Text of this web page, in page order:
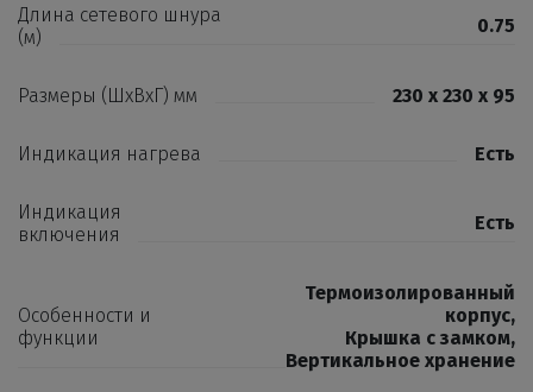
Длина сетевого шнура
(м)
0.75
Размеры (ШхВхГ) мм 230 x 230 x 95
Индикация нагрева Есть
Индикация
включения
Есть
Особенности и
функции
Термоизолированный
корпус,
Крышка с замком,
Вертикальное хранение